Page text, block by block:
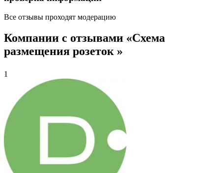
Все отзывы проходят модерацию
Компании с отзывами «Схема
размещения розеток »
1